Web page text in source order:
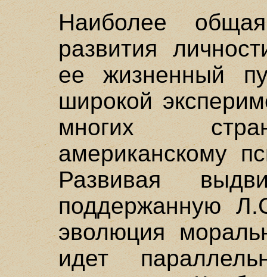
Наиболее
развития
ее жизненный
широкой
многих
американскому
Развивая
поддержанную
эволюция
идет